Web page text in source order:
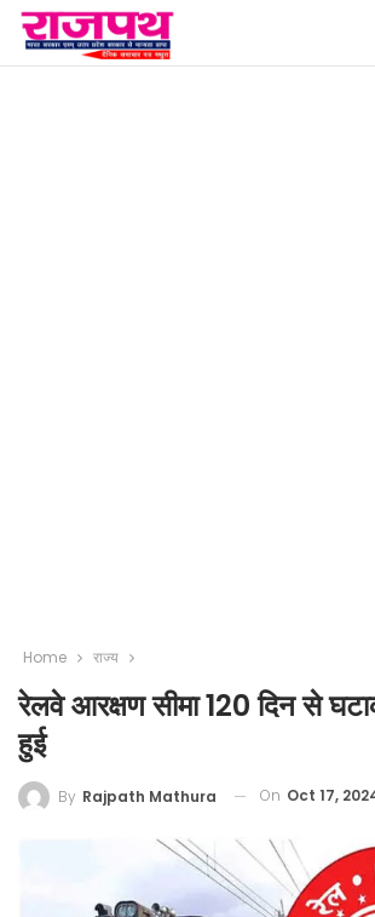
Home राज्य
रेलवे आरक्षण सीमा 120 दिन से
हुई
By Rajpath Mathura On Oct 17,